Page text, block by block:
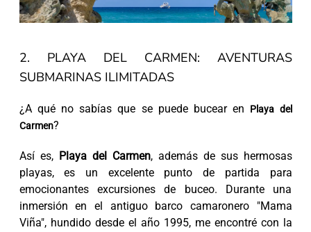
2. PLAYA DEL CARMEN: AVENTURAS
SUBMARINAS ILIMITADAS
¿A qué no sabías que se puede bucear en
Playa del
Carmen?
Así es, Playa del Carmen, además de sus hermosas
playas, es un excelente punto de partida para
emocionantes excursiones de buceo. Durante una
inmersión en el antiguo barco camaronero "Mama
Viña", hundido desde el año 1995, me encontré con la